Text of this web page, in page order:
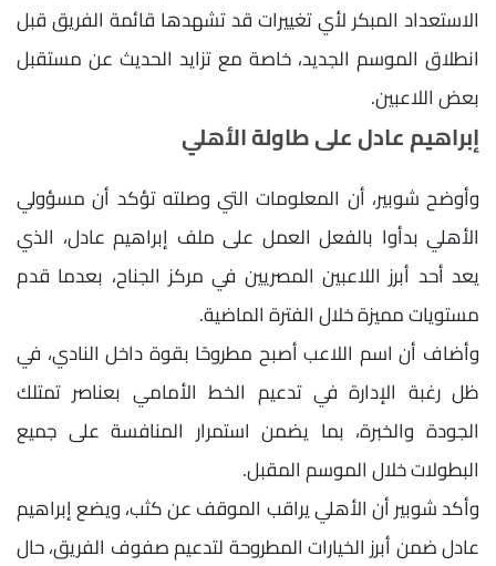
الاستعداد المبكر لأي تغييرات قد تشهدها قائمة الفريق قبل
انطلاق الموسم الجديد، خاصة مع تزايد الحديث عن مستقبل
بعض اللاعبين.
إبراهيم عادل على طاولة الأهلي
وأوضح شوبير، أن المعلومات التي وصلته تؤكد أن مسؤولي
الأهلي بدأوا بالفعل العمل على ملف إبراهيم عادل، الذي
يعد أحد أبرز اللاعبين المصريين في مركز الجناح، بعدما قدم
مستويات مميزة خلال الفترة الماضية.
وأضاف أن اسم اللاعب أصبح مطروحًا بقوة داخل النادي، في
ظل رغبة الإدارة في تدعيم الخط الأمامي بعناصر تمتلك
الجودة والخبرة، بما يضمن استمرار المنافسة على جميع
البطولات خلال الموسم المقبل.
وأكد شوبير أن الأهلي يراقب الموقف عن كثب، ويضع إبراهيم
عادل ضمن أبرز الخيارات المطروحة لتدعيم صفوف الفريق، حال